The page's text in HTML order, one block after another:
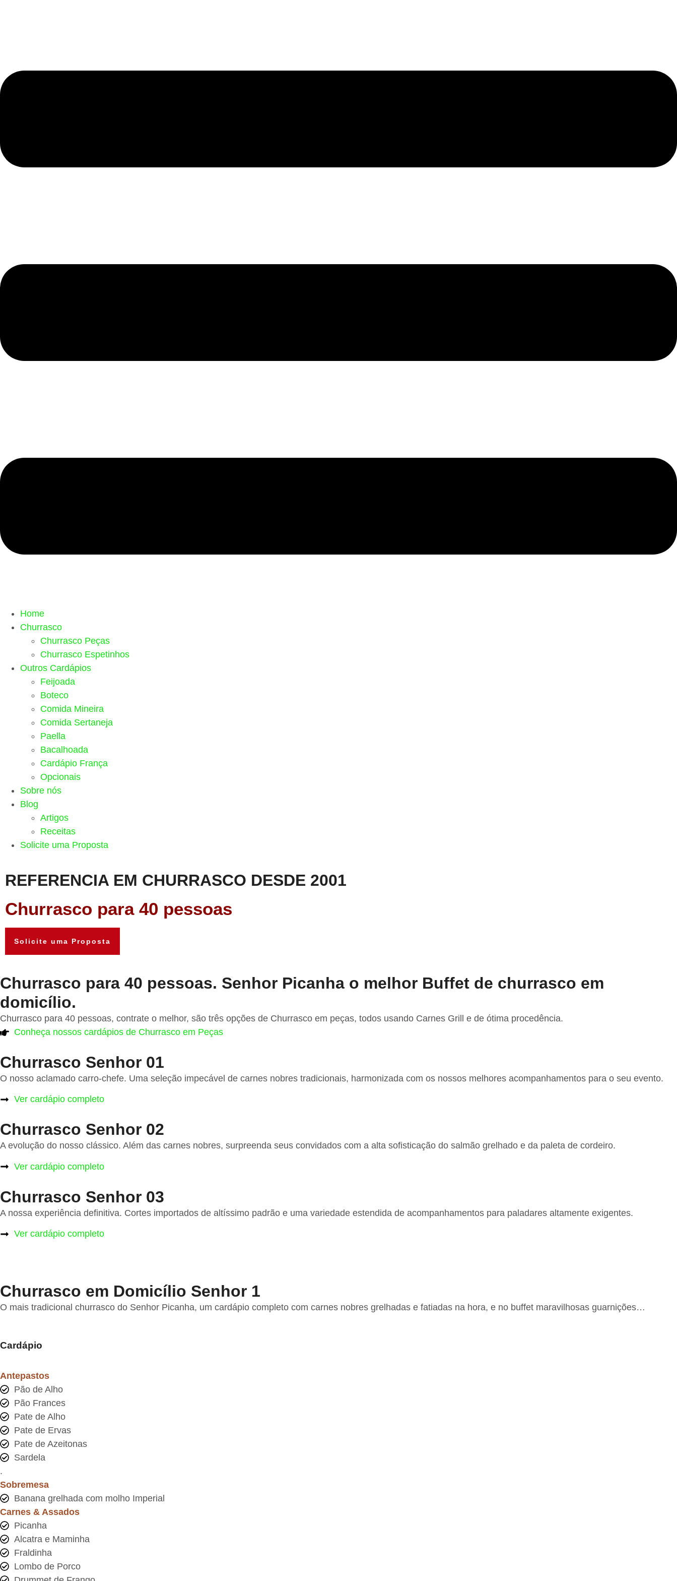
Home
Churrasco
Churrasco Peças
Churrasco Espetinhos
Outros Cardápios
Feijoada
Boteco
Comida Mineira
Comida Sertaneja
Paella
Bacalhoada
Cardápio França
Opcionais
Sobre nós
Blog
Artigos
Receitas
Solicite uma Proposta
REFERENCIA EM CHURRASCO DESDE 2001
Churrasco para 40 pessoas
Solicite uma Proposta
Churrasco para 40 pessoas. Senhor Picanha o melhor Buffet de churrasco em
domicílio.
Churrasco para 40 pessoas, contrate o melhor, são três opções de Churrasco em peças, todos usando Carnes Grill e de ótima procedência.
Conheça nossos cardápios de Churrasco em Peças
Churrasco Senhor 01
O nosso aclamado carro-chefe. Uma seleção impecável de carnes nobres tradicionais, harmonizada com os nossos melhores acompanhamentos para o seu evento.
Ver cardápio completo
Churrasco Senhor 02
A evolução do nosso clássico. Além das carnes nobres, surpreenda seus convidados com a alta sofisticação do salmão grelhado e da paleta de cordeiro.
Ver cardápio completo
Churrasco Senhor 03
A nossa experiência definitiva. Cortes importados de altíssimo padrão e uma variedade estendida de acompanhamentos para paladares altamente exigentes.
Ver cardápio completo
Churrasco em Domicílio Senhor 1
O mais tradicional churrasco do Senhor Picanha, um cardápio completo com carnes nobres grelhadas e fatiadas na hora, e no buffet maravilhosas guarnições…
Cardápio
Antepastos
Pão de Alho
Pão Frances
Pate de Alho
Pate de Ervas
Pate de Azeitonas
Sardela
.
Sobremesa
Banana grelhada com molho Imperial
Carnes & Assados
Picanha
Alcatra e Maminha
Fraldinha
Lombo de Porco